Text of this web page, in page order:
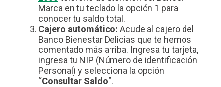
Marca en tu teclado la opción 1 para
conocer tu saldo total.
Cajero automático: Acude al cajero del
Banco Bienestar Delicias que te hemos
comentado más arriba. Ingresa tu tarjeta,
ingresa tu NIP (Número de identificación
Personal) y selecciona la opción
“Consultar Saldo“.